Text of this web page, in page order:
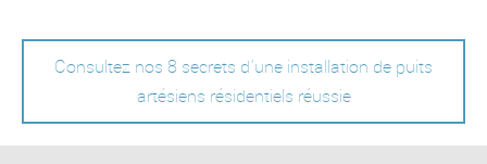
Consultez nos 8 secrets d'une installation de puits
artésiens résidentiels réussie